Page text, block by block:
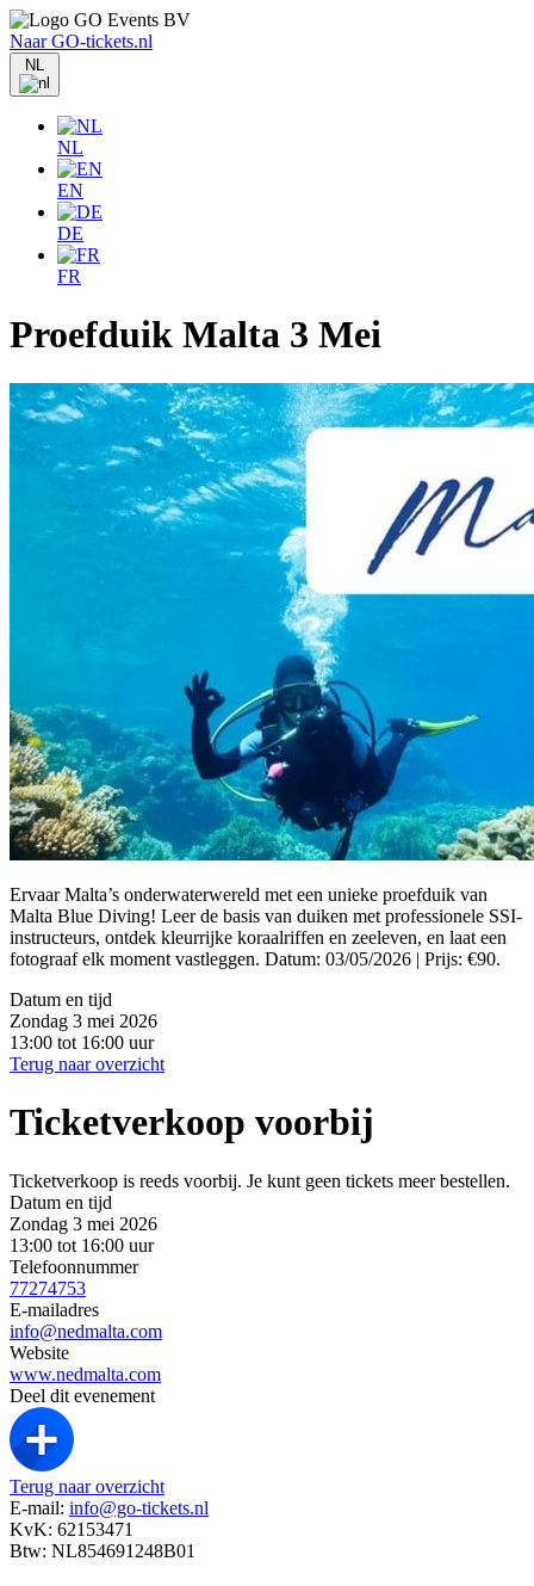
Naar GO-tickets.nl
NL
NL
EN
DE
FR
Proefduik Malta 3 Mei
Ervaar Malta’s onderwaterwereld met een unieke proefduik van
Malta Blue Diving! Leer de basis van duiken met professionele SSI-
instructeurs, ontdek kleurrijke koraalriffen en zeeleven, en laat een
fotograaf elk moment vastleggen. Datum: 03/05/2026 | Prijs: €90.
Datum en tijd
Zondag 3 mei 2026
13:00 tot 16:00 uur
Terug naar overzicht
Ticketverkoop voorbij
Ticketverkoop is reeds voorbij. Je kunt geen tickets meer bestellen.
Datum en tijd
Zondag 3 mei 2026
13:00 tot 16:00 uur
Telefoonnummer
77274753
E-mailadres
info@nedmalta.com
Website
www.nedmalta.com
Deel dit evenement
Terug naar overzicht
E-mail: info@go-tickets.nl
KvK: 62153471
Btw: NL854691248B01